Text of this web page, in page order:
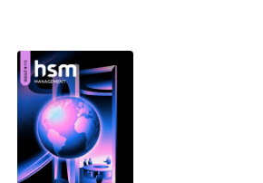
em sua receita.
tenha a sorte de estar em um
essenciais em casa, o de
ou delivery de alimentos, deve
no presente. A _Inc._ sugere
mais flexíveis com os
de serviços.